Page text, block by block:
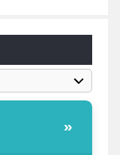
দেখেননি:
»